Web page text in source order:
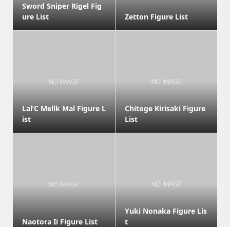
Sword Sniper Rigel Fig
ure List
Zetton Figure List
Lal’C Mellk Mal Figure L
ist
Chitoge Kirisaki Figure
List
Naotora Ii Figure List
Yuki Nonaka Figure Lis
t